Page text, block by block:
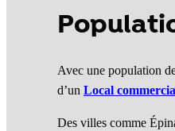
Avec une population
d’un Local
Des villes comme